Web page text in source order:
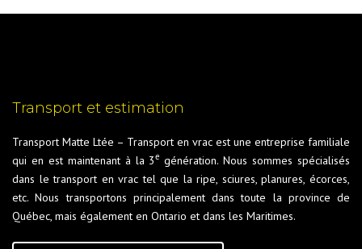
Transport et estimation
Transport Matte Ltée – Transport en vrac est une entreprise familiale
qui en est maintenant à la 3e génération. Nous sommes spécialisés
dans le transport en vrac tel que la ripe, sciures, planures, écorces,
etc. Nous transportons principalement dans toute la province de
Québec, mais également en Ontario et dans les Maritimes.